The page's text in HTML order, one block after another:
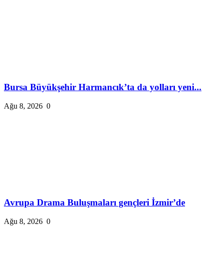
Bursa Büyükşehir Harmancık’ta da yolları yeni...
Ağu 8, 2026 0
Avrupa Drama Buluşmaları gençleri İzmir’de
Ağu 8, 2026 0